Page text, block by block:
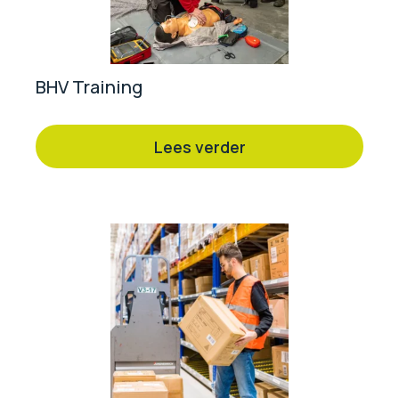
BHV Training
Lees verder